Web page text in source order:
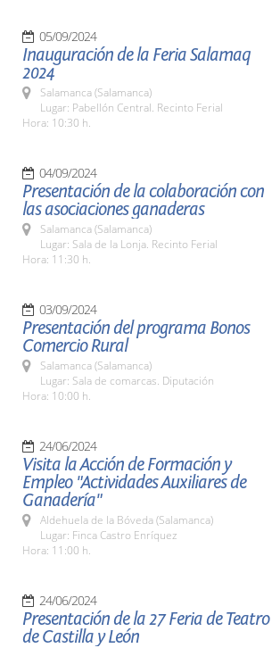
05/09/2024
Inauguración de la Feria Salamaq
2024
Salamanca (Salamanca)
Lugar: Pabellón Central. Recinto Ferial
Hora: 10:30 h.
04/09/2024
Presentación de la colaboración con
las asociaciones ganaderas
Salamanca (Salamanca)
Lugar: Sala de la Lonja. Recinto Ferial
Hora: 11:30 h.
03/09/2024
Presentación del programa Bonos
Comercio Rural
Salamanca (Salamanca)
Lugar: Sala de comarcas. Diputación
Hora: 10:00 h.
24/06/2024
Visita la Acción de Formación y
Empleo "Actividades Auxiliares de
Ganadería"
Aldehuela de la Bóveda (Salamanca)
Lugar: Finca Castro Enríquez
Hora: 11:00 h.
24/06/2024
Presentación de la 27 Feria de Teatro
de Castilla y León